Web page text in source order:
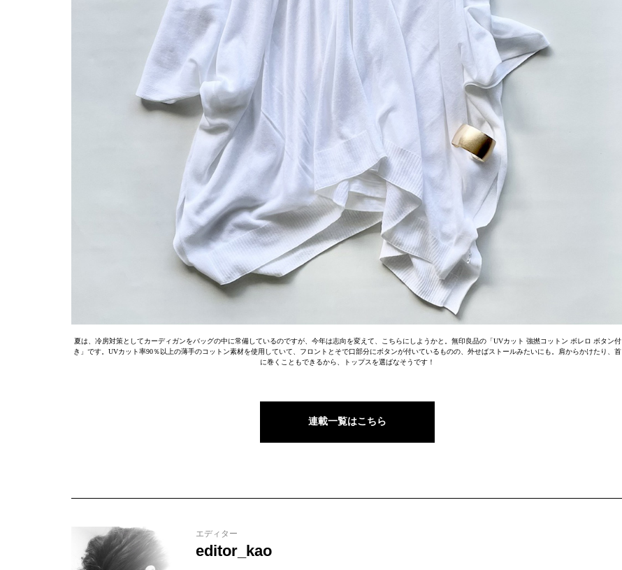
夏は、冷房対策としてカーディガンをバッグの中に常備しているのですが、今年は志向を変えて、こちらにしようかと。無印良品の「UVカット 強撚コットン ボレロ ボタン付
き」です。UVカット率90％以上の薄手のコットン素材を使用していて、フロントとそで口部分にボタンが付いているものの、外せばストールみたいにも。肩からかけたり、首
に巻くこともできるから、トップスを選ばなそうです！
連載一覧はこちら
エディター
editor_kao